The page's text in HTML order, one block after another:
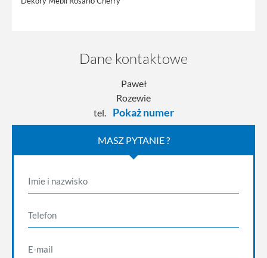
Dane kontaktowe
Paweł
Rozewie
tel.
Pokaż numer
MASZ PYTANIE ?